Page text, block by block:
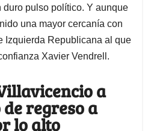
duro pulso político. Y aunque
una mayor cercanía con
Izquierda Republicana al que
Xavier Vendrell.
a
regreso a
lo alto